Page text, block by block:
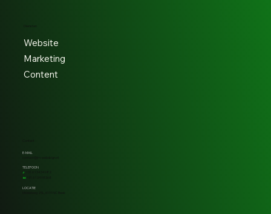
E-MAIL
TELEFOON
J
M
LOCATIE
Diensten
Website
Marketing
Content